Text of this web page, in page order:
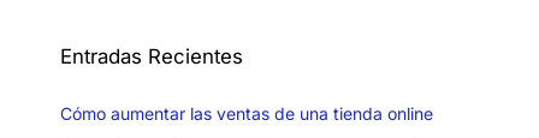
Entradas Recientes
Cómo aumentar las ventas de una tienda online